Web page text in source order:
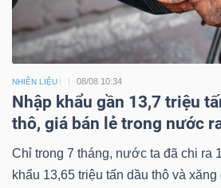
NHIÊN LIỆU 08/08 10:34
Nhập khẩu gần 13,7 triệu
thô, giá bán lẻ trong nước
Chỉ trong 7 tháng, nước ta đã chi ra
khẩu 13,65 triệu tấn dầu thô và